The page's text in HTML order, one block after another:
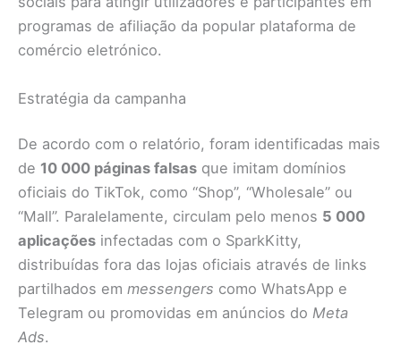
programas de afiliação da popular plataforma de
comércio eletrónico.
Estratégia da campanha
De acordo com o relatório, foram identificadas mais
de 10 000 páginas falsas que imitam domínios
oficiais do TikTok, como “Shop”, “Wholesale” ou
“Mall”. Paralelamente, circulam pelo menos 5 000
aplicações infectadas com o SparkKitty,
distribuídas fora das lojas oficiais através de links
partilhados em messengers como WhatsApp e
Telegram ou promovidas em anúncios do Meta
Ads.